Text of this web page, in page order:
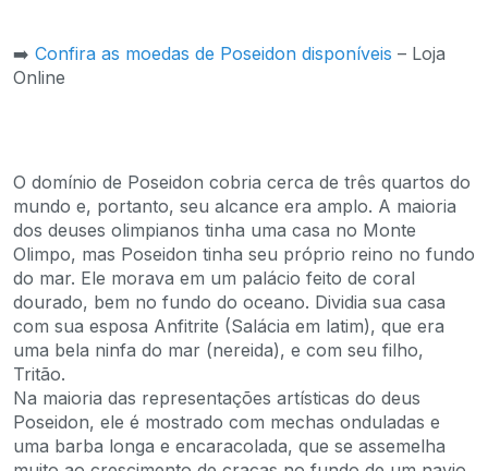
➡️ Confira as moedas de Poseidon disponíveis – Loja
Online
O domínio de Poseidon cobria cerca de três quartos do
mundo e, portanto, seu alcance era amplo. A maioria
dos deuses olimpianos tinha uma casa no Monte
Olimpo, mas Poseidon tinha seu próprio reino no fundo
do mar. Ele morava em um palácio feito de coral
dourado, bem no fundo do oceano. Dividia sua casa
com sua esposa Anfitrite (Salácia em latim), que era
uma bela ninfa do mar (nereida), e com seu filho,
Tritão.
Na maioria das representações artísticas do deus
Poseidon, ele é mostrado com mechas onduladas e
uma barba longa e encaracolada, que se assemelha